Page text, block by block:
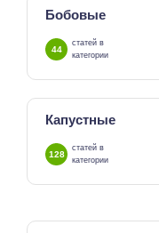
Бобовые
44
статей в
категории
Капустные
128
статей в
категории